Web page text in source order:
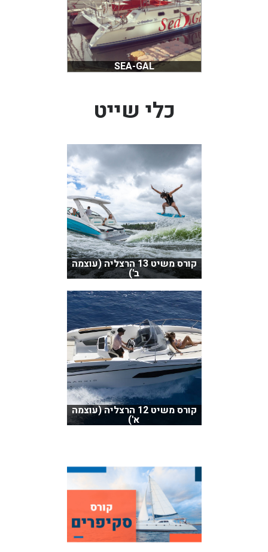
SEA-GAL
כלי שייט
קורס משיט 13 הרצליה (עוצמה
ב')
קורס משיט 12 הרצליה (עוצמה
א')